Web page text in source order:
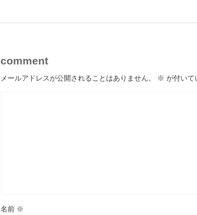
comment
メールアドレスが公開されることはありません。 ※ が付いて
名前 ※